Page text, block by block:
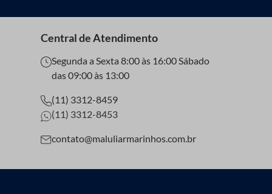
itens únicos e especiais.
do figurino da aniversariante.
Central de Atendimento
Segunda a Sexta 8:00 às 16:00 Sábado
das 09:00 às 13:00
(11) 3312-8459
(11) 3312-8453
contato@maluliarmarinhos.com.br